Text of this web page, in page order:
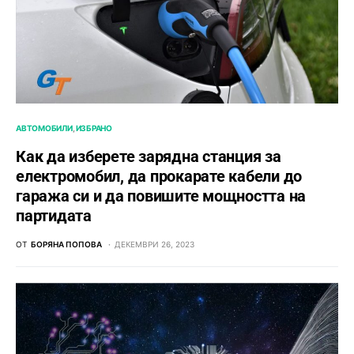
АВТОМОБИЛИ ИЗБРАНО
Как да изберете зарядна станция за
електромобил, да прокарате кабели до
гаража си и да повишите мощността на
партидата
ОТ БОРЯНА ПОПОВА ДЕКЕМВРИ 26, 2023